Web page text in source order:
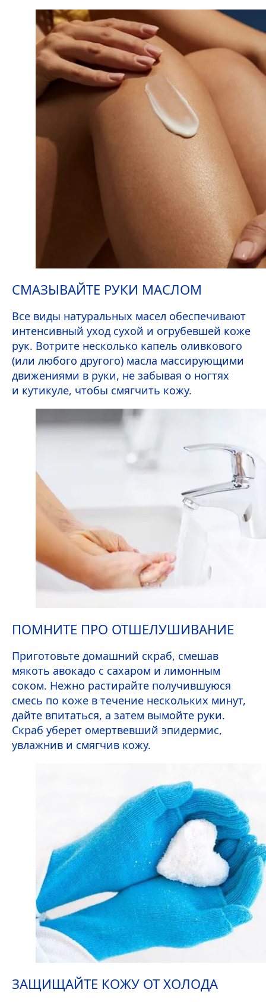
СМАЗЫВАЙТЕ РУКИ МАСЛОМ
Все виды натуральных масел обеспечивают
интенсивный уход сухой и огрубевшей коже
рук. Вотрите несколько капель оливкового
(или любого другого) масла массирующими
движениями в руки, не забывая о ногтях
и кутикуле, чтобы смягчить кожу.
ПОМНИТЕ ПРО ОТШЕЛУШИВАНИЕ
Приготовьте домашний скраб, смешав
мякоть авокадо с сахаром и лимонным
соком. Нежно растирайте получившуюся
смесь по коже в течение нескольких минут,
дайте впитаться, а затем вымойте руки.
Скраб уберет омертвевший эпидермис,
увлажнив и смягчив кожу.
ЗАЩИЩАЙТЕ КОЖУ ОТ ХОЛОДА